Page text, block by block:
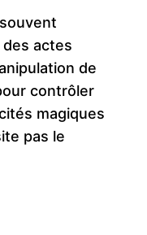
actes
de
contrôler
magiques
pas le